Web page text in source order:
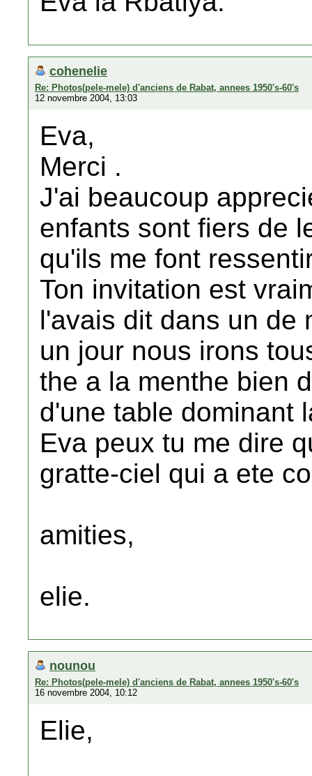
cohenelie
Re: Photos(pele-mele) d'anciens de Rabat, annees 1950's-60's
12 novembre 2004, 13:03
Eva,
Merci .
J'ai beaucoup
enfants sont fiers de
qu'ils me font
Ton invitation est
l'avais dit dans un de
un jour nous irons
the a la menthe bien
d'une table dominant
Eva peux tu me dire
gratte-ciel qui a ete
amities,
elie.
nounou
Re: Photos(pele-mele) d'anciens de Rabat, annees 1950's-60's
16 novembre 2004, 10:12
Elie,